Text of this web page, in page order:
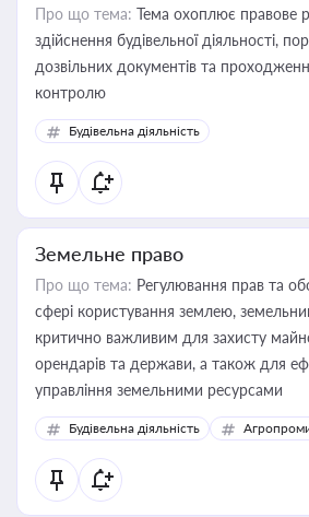
Про що тема: Тема охоплює правове
здійснення будівельної діяльності,
дозвільних документів та
контролю
Будівельна діяльність
Земельне право
Про що тема: Регулювання прав та
сфері користування землею,
критично важливим для захисту
орендарів та держави, а також для
управління земельними ресурсами
Будівельна діяльність